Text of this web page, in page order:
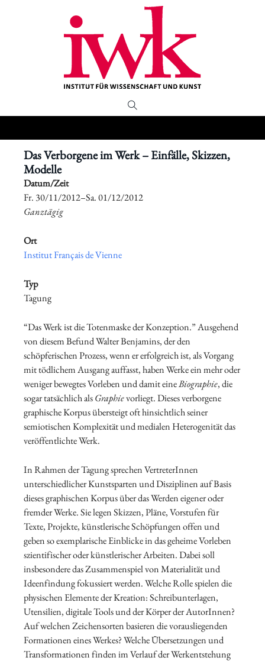
Das Verborgene im Werk – Einfälle, Skizzen,
Modelle
Datum/Zeit
​Fr. 30/11/2012–​Sa. 01/12/2012
Ganztägig
Ort
Institut Français de Vienne
Typ
Tagung
“Das Werk ist die Totenmaske der Konzeption.” Ausgehend
von diesem Befund Walter Benjamins, der den
schöpferischen Prozess, wenn er erfolgreich ist, als Vorgang
mit tödlichem Ausgang auffasst, haben Werke ein mehr oder
weniger bewegtes Vorleben und damit eineBiographie, die
sogar tatsächlich alsGraphievorliegt. Dieses verborgene
graphische Korpus übersteigt oft hinsichtlich seiner
semiotischen Komplexität und medialen Heterogenität das
veröffentlichte Werk.
In Rahmen der Tagung sprechen VertreterInnen
unterschiedlicher Kunstsparten und Disziplinen auf Basis
dieses graphischen Korpus über das Werden eigener oder
fremder Werke. Sie legen Skizzen, Pläne, Vorstufen für
Texte, Projekte, künstlerische Schöpfungen offen und
geben so exemplarische Einblicke in das geheime Vorleben
szientifischer oder künstlerischer Arbeiten. Dabei soll
insbesondere das Zusammenspiel von Materialität und
Ideenfindung fokussiert werden. Welche Rolle spielen die
physischen Elemente der Kreation: Schreibunterlagen,
Utensilien, digitale Tools und der Körper der AutorInnen?
Auf welchen Zeichensorten basieren die vorausliegenden
Formationen eines Werkes? Welche Übersetzungen und
Transformationen finden im Verlauf der Werkentstehung